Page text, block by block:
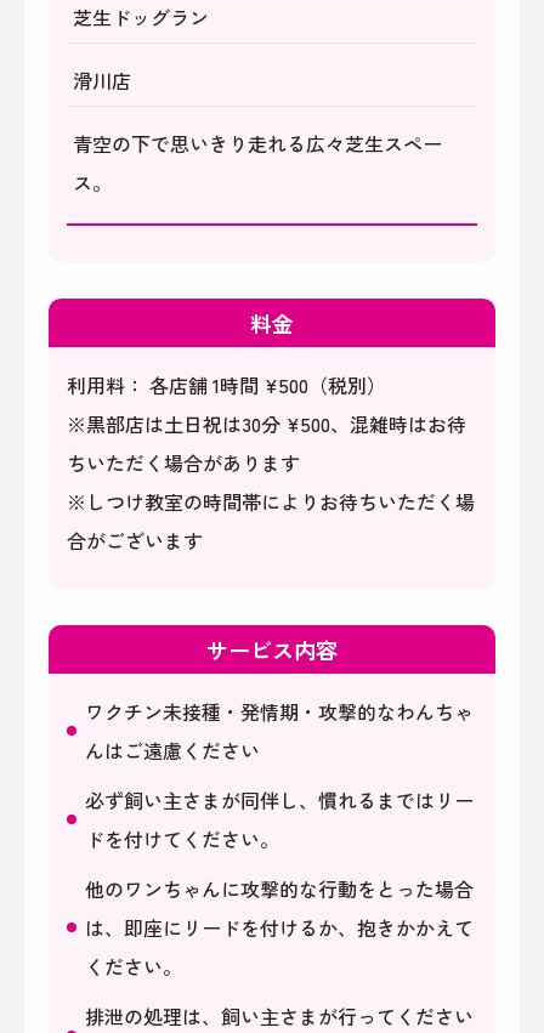
芝生ドッグラン
滑川店
青空の下で思いきり走れる広々芝生スペー
ス。
料金
利用料： 各店舗 1時間 ¥500（税別）
※黒部店は土日祝は30分 ¥500、混雑時はお待
ちいただく場合があります
※しつけ教室の時間帯によりお待ちいただく場
合がございます​​​​​​​
サービス内容
ワクチン未接種・発情期・攻撃的なわんちゃ
んはご遠慮ください
必ず飼い主さまが同伴し、慣れるまではリー
ドを付けてください。​​​​​​​
他のワンちゃんに攻撃的な行動をとった場合
は、即座にリードを付けるか、抱きかかえて
ください。
排泄の処理は、飼い主さまが行ってください